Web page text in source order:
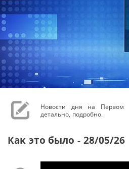
Новости дня на Первом
детально, подробно.
Как это было - 28/05/26